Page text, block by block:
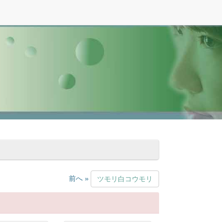
前へ » ツモリ白コウモリ